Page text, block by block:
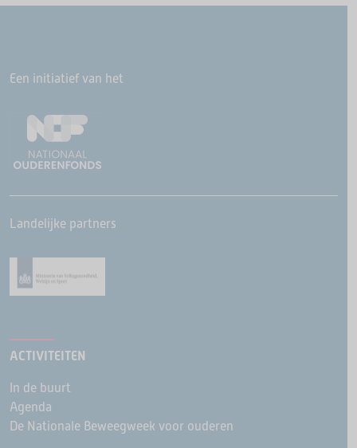
Een initiatief van het
Landelijke partners
ACTIVITEITEN
In de buurt
Agenda
De Nationale Beweegweek voor ouderen